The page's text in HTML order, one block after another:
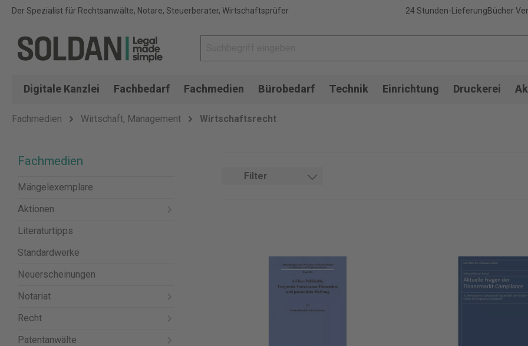
Der Spezialist für Rechtsanwälte, Notare, Steuerberater, Wirtschaftsprüfer 24 Stunden-LieferungBücher
Digitale Kanzlei Fachbedarf Fachmedien Bürobedarf Technik Einrichtung Druckerei
Fachmedien Wirtschaft, Management Wirtschaftsrecht
Fachmedien
Mängelexemplare
Aktionen
Literaturtipps
Standardwerke
Neuerscheinungen
Notariat
Recht
Patentanwälte
Filter